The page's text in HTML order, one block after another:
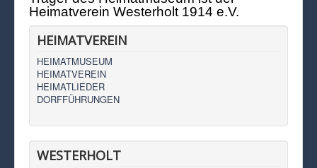
Heimatverein Westerholt 1914 e.V.
HEIMATVEREIN
HEIMATMUSEUM
HEIMATVEREIN
HEIMATLIEDER
DORFFÜHRUNGEN
WESTERHOLT